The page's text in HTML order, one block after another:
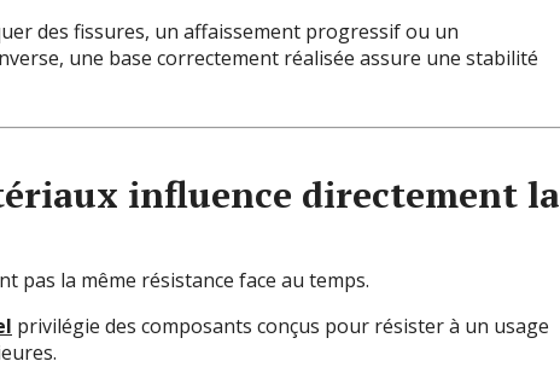
des fissures, un affaissement progressif ou un
une base correctement réalisée assure une stabilité
influence directement la
pas la même résistance face au temps.
privilégie des composants conçus pour résister à un usage